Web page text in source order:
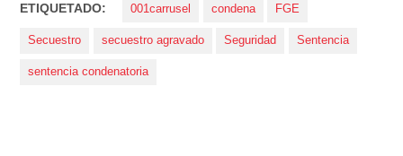
ETIQUETADO: 001carrusel condena FGE
Secuestro secuestro agravado Seguridad Sentencia
sentencia condenatoria